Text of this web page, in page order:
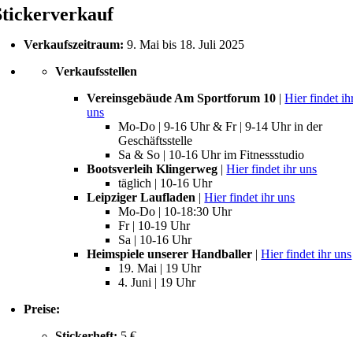
Verkaufszeitraum:9. Mai bis 18. Juli 2025
Verkaufsstellen
Vereinsgebäude Am Sportforum 10 |Hier findet
uns
Mo-Do | 9-16 Uhr & Fr | 9-14 Uhr in der
Geschäftsstelle
Sa & So | 10-16 Uhr im Fitnessstudio
Bootsverleih Klingerweg |Hier findet ihr uns
täglich | 10-16 Uhr
Leipziger Laufladen |Hier findet ihr uns
Mo-Do | 10-18:30 Uhr
Fr | 10-19 Uhr
Sa | 10-16 Uhr
Heimspiele unserer Handballer |Hier findet ihr uns
19. Mai | 19 Uhr
4. Juni | 19 Uhr
Preise: